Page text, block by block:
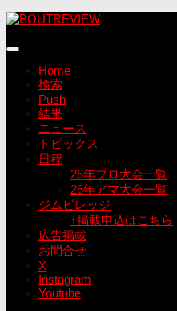
コ
テ
Home
検索
Push
結果
ニュース
トピックス
日程
26年プロ大会一覧
26年アマ大会一覧
ジムビレッジ
↑掲載申込はこちら
広告掲載
お問合せ
X
Instagram
Youtube